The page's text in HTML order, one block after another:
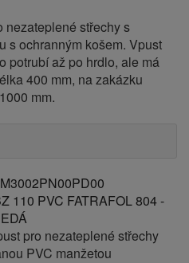
nezateplené střechy s
s ochranným košem. Vpust
potrubí až po hrdlo, ale má
400 mm, na zakázku
mm.
110 PVC FATRAFOL 804 -
pro nezateplené střechy
PVC manžetou